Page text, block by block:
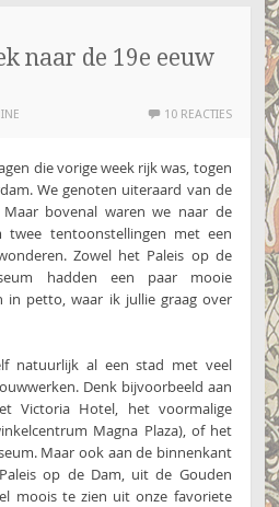
naar de 19e eeuw
10 REACTIES
die vorige week rijk was, togen
We genoten uiteraard van de
bovenal waren we naar de
twee tentoonstellingen met een
Zowel het Paleis op de
hadden een paar mooie
in petto, waar ik jullie graag over
natuurlijk al een stad met veel
Denk bijvoorbeeld aan
Victoria Hotel, het voormalige
Magna Plaza), of het
Maar ook aan de binnenkant
op de Dam, uit de Gouden
moois te zien uit onze favoriete